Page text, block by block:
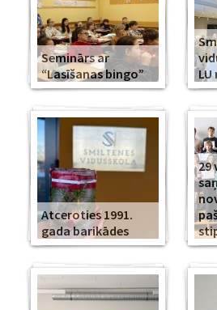
Seminārs ar
“Lasīšanas bingo”
Atceroties 1991.
gada barikādes
29